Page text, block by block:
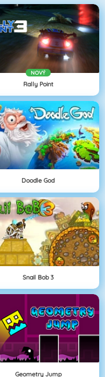
NOVÝ
Rally Point
Doodle God
Snail Bob 3
Geometry Jump